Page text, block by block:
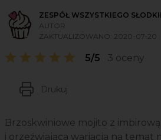
ZESPÓŁ WSZYSTKIEGO
AUTOR
ZAKTUALIZOWANO: 2020-07-20
5/5 3 oceny
Drukuj
Brzoskwiniowe mojito z
i orzeźwiająca wariacja na temat